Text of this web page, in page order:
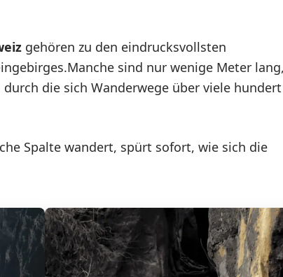
gehören zu den eindrucksvollsten
sind nur wenige Meter lang,
die sich Wanderwege über viele hundert
Spalte wandert, spürt sofort, wie sich die